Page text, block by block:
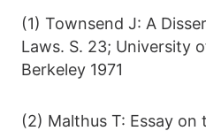
(1) Townsend J: A
Laws. S. 23; University
Berkeley 1971
(2) Malthus T: Essay on